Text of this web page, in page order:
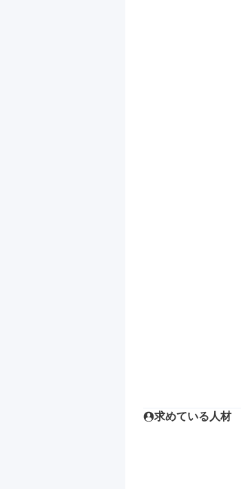
求めている人材